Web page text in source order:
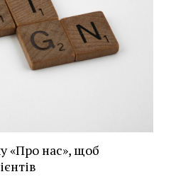
«Про нас», щоб